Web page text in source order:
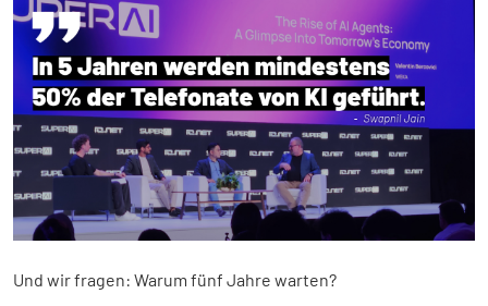
Und wir fragen: Warum fünf Jahre warten?